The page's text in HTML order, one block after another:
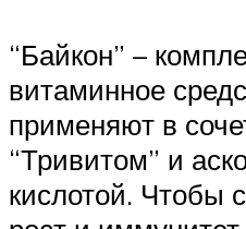
“Байкон” –
витаминное
применяют в
“Тривитом” и
кислотой. Чтобы